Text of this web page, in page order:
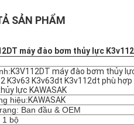
SẢN PHẨM
máy đào bơm thủy lực
K3V112DT máy đào bơm thủy
K3v63 K3v63dt K3v112dt phù
lực KAWASAK
hiệu:KAWASAK
Ban đầu & OEM
1 bộ